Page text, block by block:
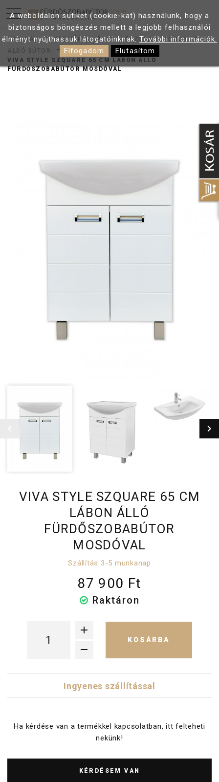
FŐOLDAL TERMÉKEK
FÜRDŐSZOBA BÚTOROK
ALSÓ BÚTOR
VIVA STYLE SZQUARE 65 CM LÁBON ÁLLÓ
FÜRDŐSZOBABÚTOR MOSDÓVAL
VIVA STYLE SZQUARE 65 CM
LÁBON ÁLLÓ
FÜRDŐSZOBABÚTOR
MOSDÓVAL
Szállítás 3-5 munkanap
87 900 Ft
Raktáron
KOSÁRBA
Ingyenes szállítással
Ha kérdése van a termékkel kapcsolatban, itt felteheti
nekünk!
KÉRDÉSEM VAN
A weboldalon sütiket (cookie-kat) használunk, hogy a
biztonságos böngészés mellett a legjobb felhasználói
élményt nyújthassuk látogatóinknak.További információk.
Elfogadom
Elutasítom